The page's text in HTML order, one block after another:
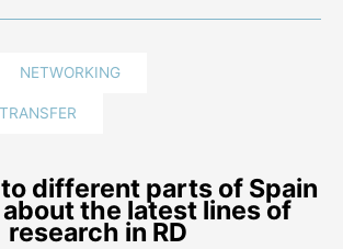
NETWORKING
different parts of Spain
the latest lines of
research in RD